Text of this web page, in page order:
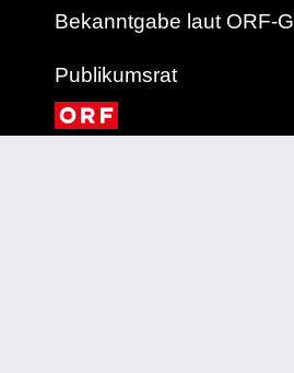
Bekanntgabe laut ORF-G
Publikumsrat